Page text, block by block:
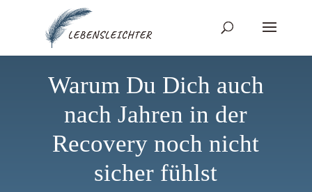
Warum Du Dich auch
nach Jahren in der
Recovery noch nicht
sicher fühlst